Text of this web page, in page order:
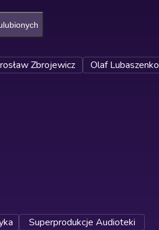
Zbrojewicz
Olaf Lubaszenko
Superprodukcje Audioteki